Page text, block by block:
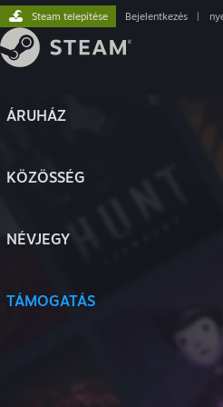
ÁRUHÁZ
KÖZÖSSÉG
NÉVJEGY
TÁMOGATÁS
Steam telepítése Bejelentkezés